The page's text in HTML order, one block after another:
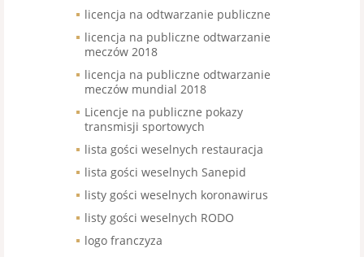
licencja na odtwarzanie publiczne
licencja na publiczne odtwarzanie
meczów 2018
licencja na publiczne odtwarzanie
meczów mundial 2018
Licencje na publiczne pokazy
transmisji sportowych
lista gości weselnych restauracja
lista gości weselnych Sanepid
listy gości weselnych koronawirus
listy gości weselnych RODO
logo franczyza